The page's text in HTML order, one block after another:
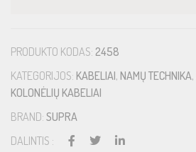
PRODUKTO KODAS: 2458
KATEGORIJOS: KABELIAI, NAMŲ TECHNIKA,
KOLONĖLIŲ KABELIAI
BRAND: SUPRA
DALINTIS :